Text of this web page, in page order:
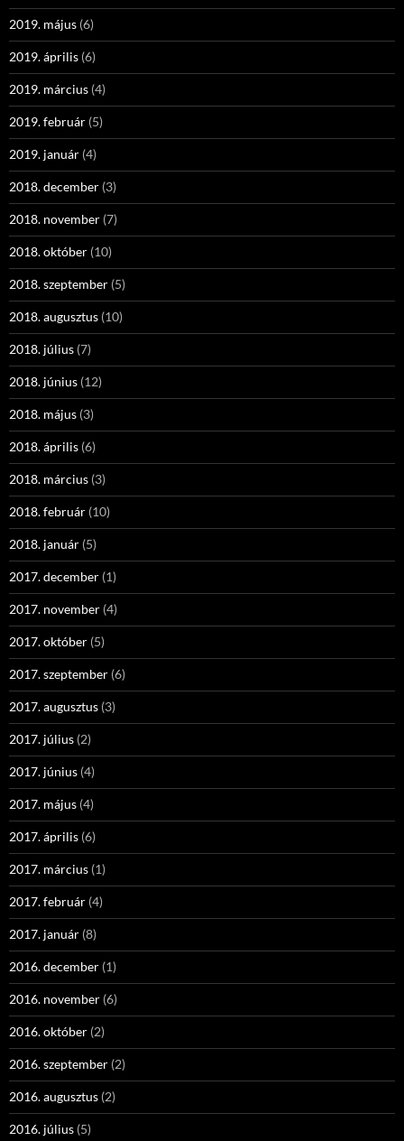
2019. május (6)
2019. április (6)
2019. március (4)
2019. február (5)
2019. január (4)
2018. december (3)
2018. november (7)
2018. október (10)
2018. szeptember (5)
2018. augusztus (10)
2018. július (7)
2018. június (12)
2018. május (3)
2018. április (6)
2018. március (3)
2018. február (10)
2018. január (5)
2017. december (1)
2017. november (4)
2017. október (5)
2017. szeptember (6)
2017. augusztus (3)
2017. július (2)
2017. június (4)
2017. május (4)
2017. április (6)
2017. március (1)
2017. február (4)
2017. január (8)
2016. december (1)
2016. november (6)
2016. október (2)
2016. szeptember (2)
2016. augusztus (2)
2016. július (5)